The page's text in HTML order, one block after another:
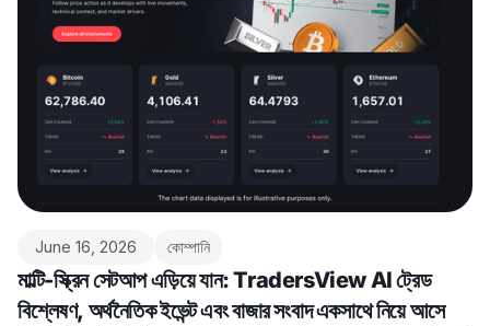
June 16, 2026 কোম্পানি
মাল্টি-স্ক্রিন সেটআপ এড়িয়ে যান: TradersView AI ট্রেড
বিশ্লেষণ, অর্থনৈতিক ইভেন্ট এবং বাজার সংবাদ একসাথে নিয়ে আসে